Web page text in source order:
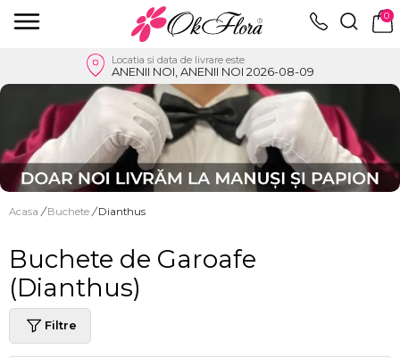
0
Locatia si data de livrare este
ANENII NOI, ANENII NOI 2026-08-09
Acasa / Buchete / Dianthus
Buchete de Garoafe
(Dianthus)
Filtre